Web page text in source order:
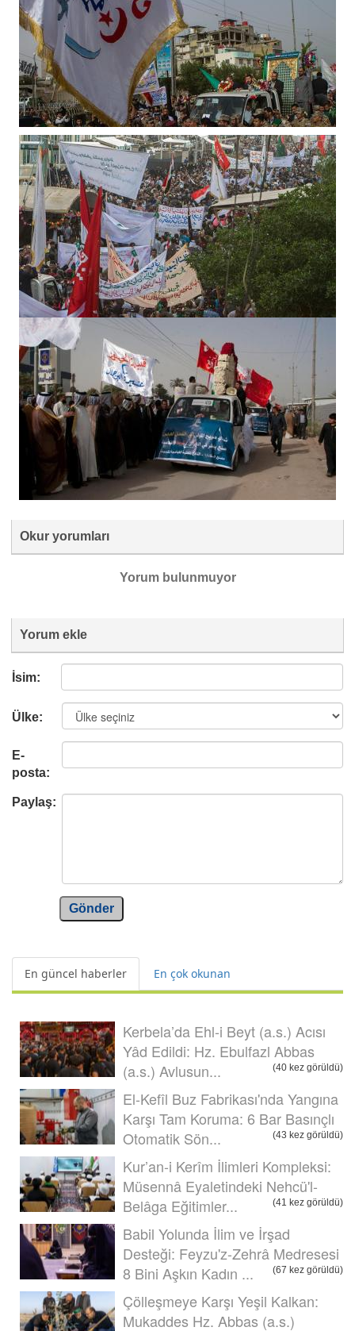
Okur yorumları
Yorum bulunmuyor
Yorum ekle
İsim:
Ülke:
E-
posta:
Paylaş:
Gönder
En güncel haberler En çok okunan
Kerbela’da Ehl-i Beyt (a.s.) Acısı
Yâd Edildi: Hz. Ebulfazl Abbas
(a.s.) Avlusun...
(40 kez görüldü)
El-Kefîl Buz Fabrikası'nda Yangına
Karşı Tam Koruma: 6 Bar Basınçlı
Otomatik Sön...
(43 kez görüldü)
Kur’an-i Kerîm İlimleri Kompleksi:
Müsennâ Eyaletindeki Nehcü'l-
Belâga Eğitimler...
(41 kez görüldü)
Babil Yolunda İlim ve İrşad
Desteği: Feyzu'z-Zehrâ Medresesi
8 Bini Aşkın Kadın ...
(67 kez görüldü)
Çölleşmeye Karşı Yeşil Kalkan:
Mukaddes Hz. Abbas (a.s.)